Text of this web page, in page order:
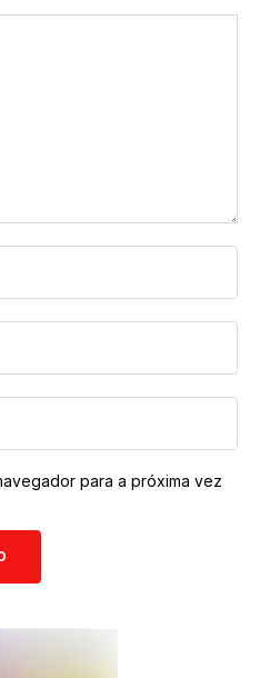
expansão global,
empresário
para a próxima vez